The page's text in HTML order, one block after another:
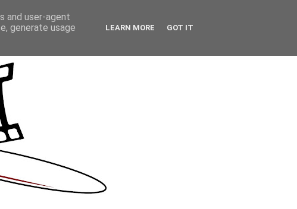
and user-agent
generate usage
LEARN MORE GOT IT